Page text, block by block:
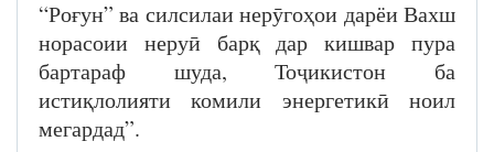
“Роғун” ва силсилаи нерӯгоҳои дарёи Вахш
норасоии неруӣ барқ дар кишвар пура
бартараф шуда, Тоҷикистон ба
истиқлолияти комили энергетикӣ ноил
мегардад”.